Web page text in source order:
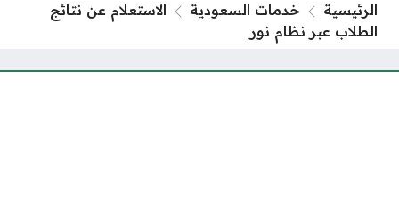
الرئيسية خدمات السعودية
الاستعلام عن نتائج
الطلاب عبر نظام نور